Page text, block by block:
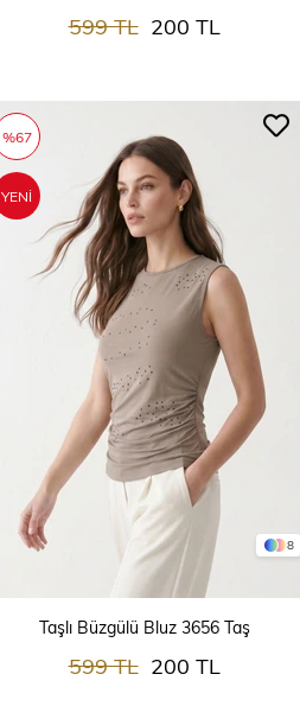
200 TL
599 TL
8
Taşlı Büzgülü Bluz 3656 Taş
200 TL
599 TL
%67
YENI
ÜRÜN